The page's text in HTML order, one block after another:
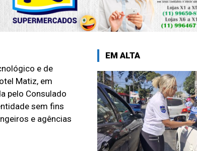
e de
Matiz, em
pelo Consulado
sem fins
e agências
EM ALTA